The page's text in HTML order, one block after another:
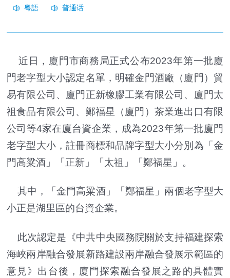
近日，廈門市商務局正式公布2023年第一批廈
門老字型大小認定名單，明確金門酒廠（廈門）貿
易有限公司、廈門正新橡膠工業有限公司、廈門太
祖食品有限公司、鄭福星（廈門）茶業進出口有限
公司等4家在廈台資企業，成為2023年第一批廈門
老字型大小，註冊商標和品牌字型大小分別為「金
門高粱酒」「正新」「太祖」「鄭福星」。
其中，「金門高粱酒」「鄭福星」兩個老字型大
小正是湖里區的台資企業。
此次認定是《中共中央國務院關於支持福建探索
海峽兩岸融合發展新路建設兩岸融合發展示範區的
意見》出台後，廈門探索融合發展之路的具體實